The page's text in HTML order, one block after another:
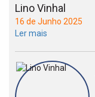
Lino Vinhal
16 de Junho 2025
Ler mais